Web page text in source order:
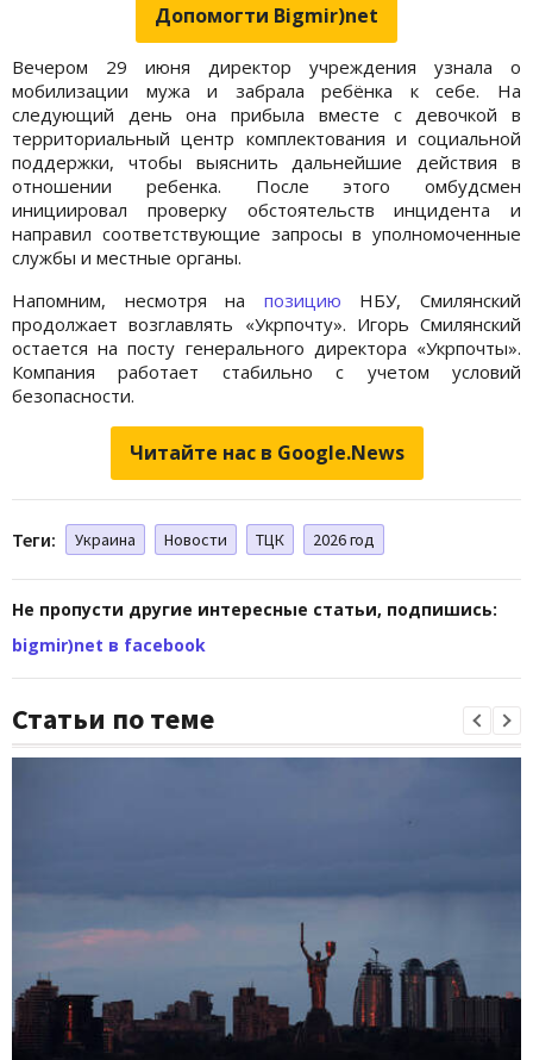
Допомогти Bigmir)net
Вечером 29 июня директор учреждения узнала о
мобилизации мужа и забрала ребёнка к себе. На
следующий день она прибыла вместе с девочкой в
территориальный центр комплектования и социальной
поддержки, чтобы выяснить дальнейшие действия в
отношении ребенка. После этого омбудсмен
инициировал проверку обстоятельств инцидента и
направил соответствующие запросы в уполномоченные
службы и местные органы.
Напомним, несмотря на позицию НБУ, Смилянский
продолжает возглавлять «Укрпочту». Игорь Смилянский
остается на посту генерального директора «Укрпочты».
Компания работает стабильно с учетом условий
безопасности.
Читайте нас в Google.News
Теги: Украина Новости ТЦК 2026 год
Не пропусти другие интересные статьи, подпишись:
bigmir)net в facebook
Статьи по теме